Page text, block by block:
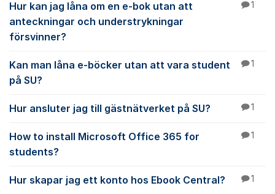
Hur kan jag låna om en e-bok utan att
anteckningar och understrykningar
försvinner?
1
Kan man låna e-böcker utan att vara student
på SU?
1
Hur ansluter jag till gästnätverket på SU? 1
How to install Microsoft Office 365 for
students?
1
Hur skapar jag ett konto hos Ebook Central? 1